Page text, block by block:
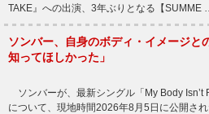
TAKE』への出演、3年ぶりとなる【SUMME
ソンバー、自身のボディ・イメージと
知ってほしかった」
ソンバーが、最新シングル「My Body
について、現地時間2026年8月5日に公開さ